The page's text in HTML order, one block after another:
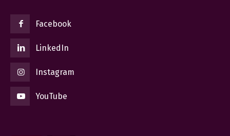
Facebook
LinkedIn
Instagram
YouTube